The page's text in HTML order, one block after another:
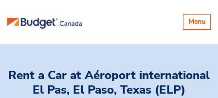
Basculer
la
Menu
Rent a Car at Aéroport international
El Pas, El Paso, Texas (ELP)